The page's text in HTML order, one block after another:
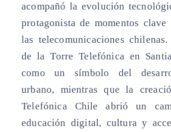
acompañó la evolución
protagonista de momentos
las telecomunicaciones
de la Torre Telefónica en
como un símbolo del
urbano, mientras que la
Telefónica Chile abrió un
educación digital, cultura y